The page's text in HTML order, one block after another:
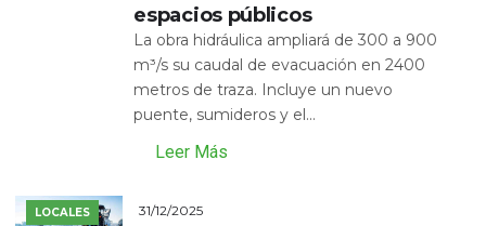
espacios públicos
La obra hidráulica ampliará de 300 a 900
m³/s su caudal de evacuación en 2400
metros de traza. Incluye un nuevo
puente, sumideros y el...
Leer Más
LOCALES 31/12/2025